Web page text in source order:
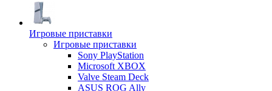
Игровые приставки
Игровые приставки
Sony PlayStation
Microsoft XBOX
Valve Steam Deck
ASUS ROG Ally